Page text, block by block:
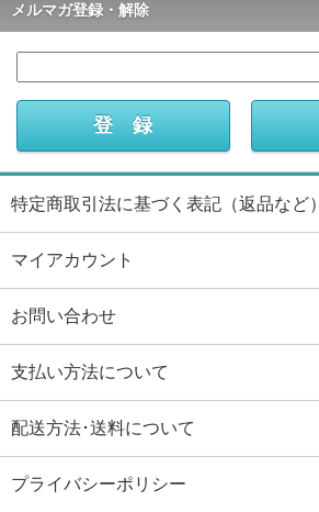
メルマガ登録・解除
特定商取引法に基づく表記（返品など）
マイアカウント
お問い合わせ
支払い方法について
配送方法･送料について
プライバシーポリシー